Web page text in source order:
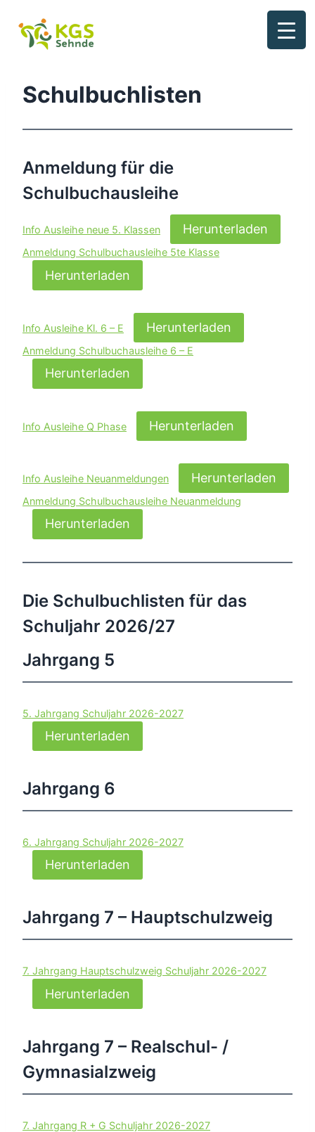
Inhalt
springen
Schulbuchlisten
Anmeldung für die
Schulbuchausleihe
Info Ausleihe neue 5. Klassen Herunterladen
Anmeldung Schulbuchausleihe 5te Klasse
Herunterladen
Info Ausleihe Kl. 6 – E Herunterladen
Anmeldung Schulbuchausleihe 6 – E
Herunterladen
Info Ausleihe Q Phase Herunterladen
Info Ausleihe Neuanmeldungen Herunterladen
Anmeldung Schulbuchausleihe Neuanmeldung
Herunterladen
Die Schulbuchlisten für das
Schuljahr 2026/27
Jahrgang 5
5. Jahrgang Schuljahr 2026-2027
Herunterladen
Jahrgang 6
6. Jahrgang Schuljahr 2026-2027
Herunterladen
Jahrgang 7 – Hauptschulzweig
7. Jahrgang Hauptschulzweig Schuljahr 2026-2027
Herunterladen
Jahrgang 7 – Realschul- /
Gymnasialzweig
7. Jahrgang R + G Schuljahr 2026-2027